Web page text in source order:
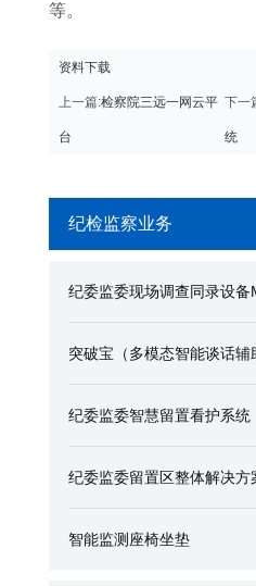
等。
资料下载
上一篇:检察院三远一网云平
台
下一
统
纪检监察业务
纪委监委现场调查同录设备
突破宝（多模态智能谈话辅
纪委监委智慧留置看护系统
纪委监委留置区整体解决方
智能监测座椅坐垫